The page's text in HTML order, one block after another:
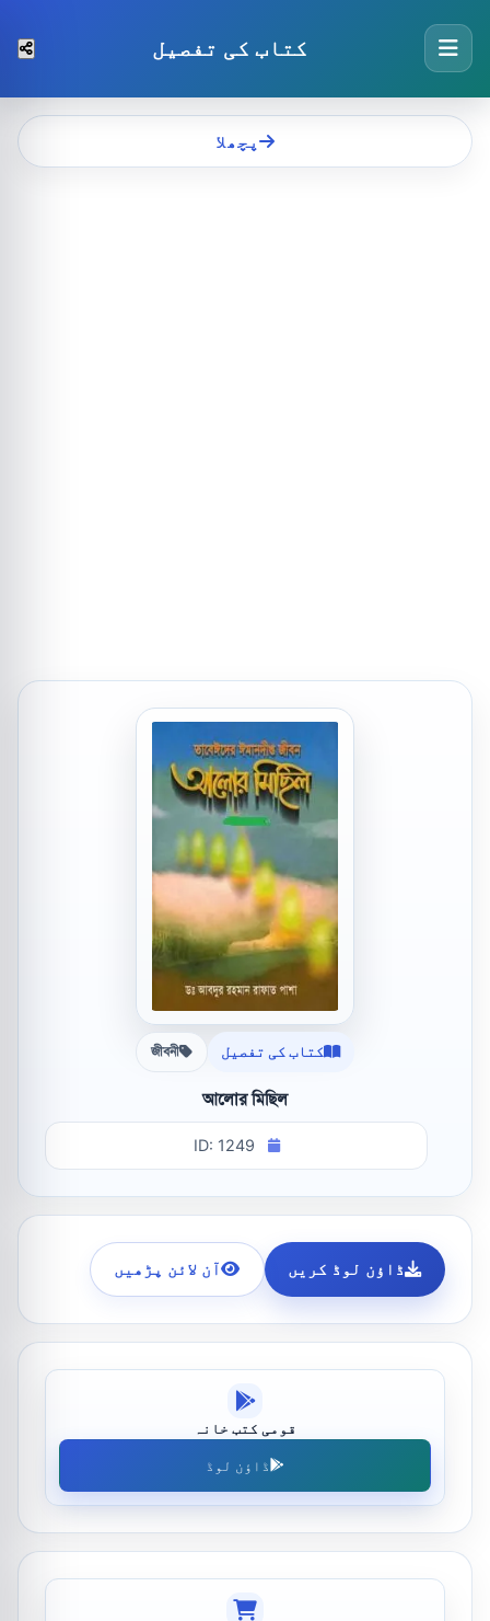
کتاب کی تفصیل
پچھلا
کتاب کی تفصیل জীবনী
আলোর মিছিল
ID: 1249
ڈاؤن لوڈ کریں آن لائن پڑھیں
قومی کتب خانہ
ڈاؤن لوڈ